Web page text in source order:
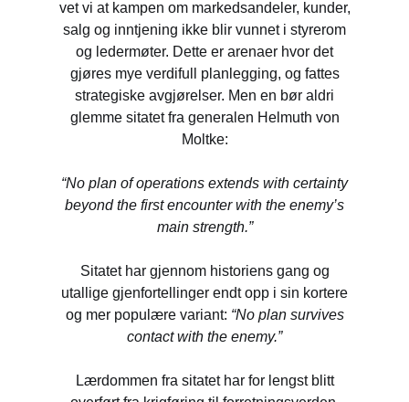
vet vi at kampen om markedsandeler, kunder,
salg og inntjening ikke blir vunnet i styrerom
og ledermøter. Dette er arenaer hvor det
gjøres mye verdifull planlegging, og fattes
strategiske avgjørelser. Men en bør aldri
glemme sitatet fra generalen Helmuth von
Moltke:
“No plan of operations extends with certainty
beyond the first encounter with the enemy’s
main strength.”
Sitatet har gjennom historiens gang og
utallige gjenfortellinger endt opp i sin kortere
og mer populære variant: “No plan survives
contact with the enemy.”
Lærdommen fra sitatet har for lengst blitt